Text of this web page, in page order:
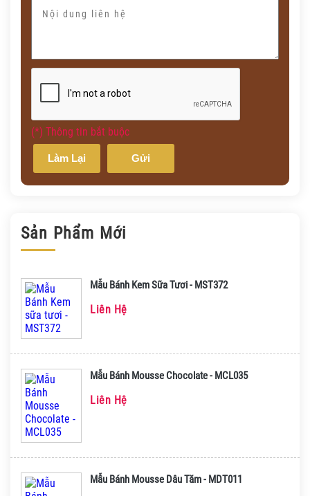
(*) Thông tin bắt buộc
Làm Lại Gửi
Sản Phẩm Mới
Mẫu Bánh Kem Sữa Tươi - MST372
Liên Hệ
Mẫu Bánh Mousse Chocolate - MCL035
Liên Hệ
Mẫu Bánh Mousse Dâu Tăm - MDT011